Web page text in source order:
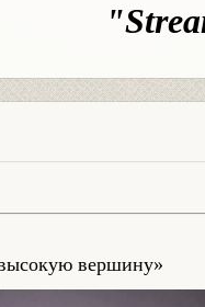
вершину»